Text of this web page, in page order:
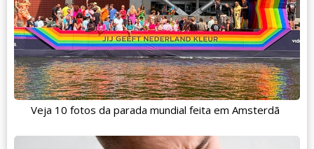
Veja 10 fotos da parada mundial feita em Amsterdã